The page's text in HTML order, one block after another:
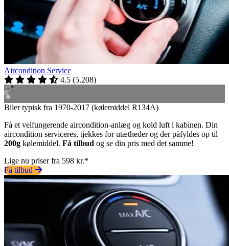
Aircondition Service
4.5 (5.208)
Biler typisk fra 1970-2017 (kølemiddel R134A)
Få et velfungerende aircondition-anlæg og kold luft i kabinen. Din
aircondition serviceres, tjekkes for utætheder og der påfyldes op til
200g kølemiddel. Få tilbud og se din pris med det samme!
Lige nu priser fra 598 kr.*
Få tilbud